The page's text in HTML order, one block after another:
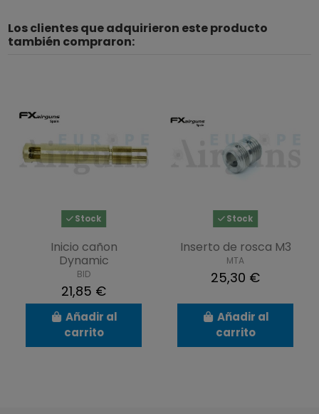
Los clientes que adquirieron este producto
también compraron:
Stock
Inicio cañon
Dynamic
BID
21,85 €
Añadir al
carrito
Stock
Inserto de rosca M3
MTA
25,30 €
Añadir al
carrito